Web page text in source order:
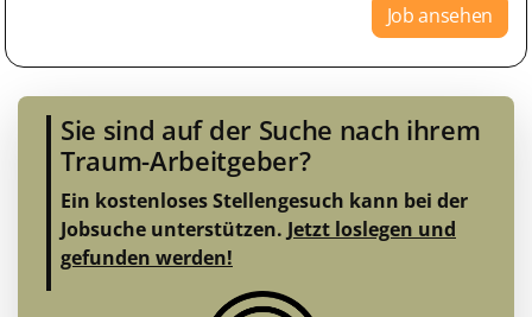
Job ansehen
Sie sind auf der Suche nach ihrem
Traum-Arbeitgeber?
Ein kostenloses Stellengesuch kann bei der
Jobsuche unterstützen. Jetzt loslegen und
gefunden werden!